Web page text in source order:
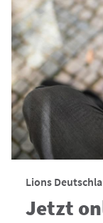
Lions
Jetzt